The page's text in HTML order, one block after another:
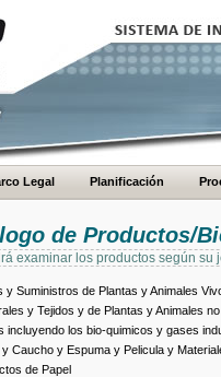
Legal Planificación
de Productos/
examinar los productos según
y Suministros de Plantas y Animales
y Tejidos y de Plantas y Animales
incluyendo los bio-quimicos y gases
Caucho y Espuma y Pelicula y
de Papel